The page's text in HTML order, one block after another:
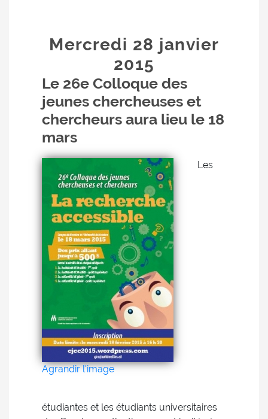
Mercredi 28 janvier
2015
Le 26e Colloque des
jeunes chercheuses et
chercheurs aura lieu le 18
mars
Agrandir l'image
Les
étudiantes et les étudiants universitaires